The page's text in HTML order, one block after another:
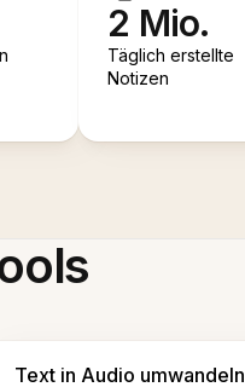
2 Mio.
Täglich erstellte
Notizen
Text in Audio umwandeln